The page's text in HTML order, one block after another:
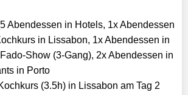
Abendessen in Hotels, 1x Abendessen
in Lissabon, 1x Abendessen in
Show (3-Gang), 2x Abendessen in
in Porto
(3.5h) in Lissabon am Tag 2